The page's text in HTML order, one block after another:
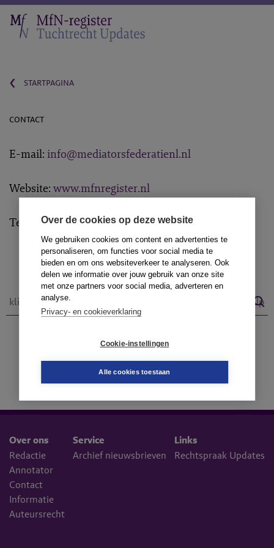
Over de cookies op deze website
We gebruiken cookies om content en advertenties te
personaliseren, om functies voor social media te
bieden en om ons websiteverkeer te analyseren. Ook
delen we informatie over jouw gebruik van onze site
met onze partners voor social media, adverteren en
analyse.
Privacy- en cookieverklaring
Cookie-instellingen
Alle cookies toestaan
‹ startpagina
contact
E-mail: info@mediatorsfederatienl.nl
Website: www.mfnregister.nl
Telefoon: 010-2012344
Over ons
Redactie
Annotator
Contact
Informatie
Auteursrecht
Service
Archief nieuwsbrieven
Links
Rechtspraak Updates